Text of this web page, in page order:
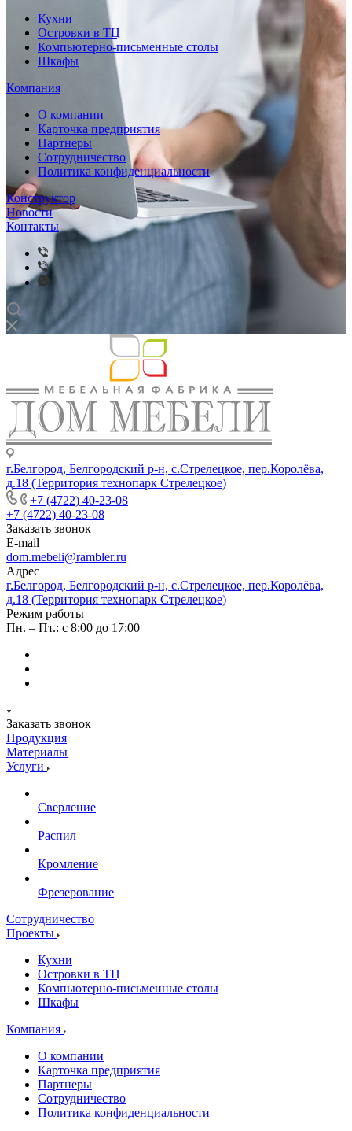
Кухни
Островки в ТЦ
Компьютерно-письменные столы
Шкафы
Компания
О компании
Карточка предприятия
Партнеры
Сотрудничество
Политика конфиденциальности
Конструктор
Новости
Контакты
г.Белгород, Белгородский р-н, с.Стрелецкое, пер.Королёва,
д.18 (Территория технопарк Стрелецкое)
+7 (4722) 40-23-08
+7 (4722) 40-23-08
Заказать звонок
E-mail
dom.mebeli@rambler.ru
Адрес
г.Белгород, Белгородский р-н, с.Стрелецкое, пер.Королёва,
д.18 (Территория технопарк Стрелецкое)
Режим работы
Пн. – Пт.: с 8:00 до 17:00
Заказать звонок
Продукция
Материалы
Услуги
Сверление
Распил
Кромление
Фрезерование
Сотрудничество
Проекты
Кухни
Островки в ТЦ
Компьютерно-письменные столы
Шкафы
Компания
О компании
Карточка предприятия
Партнеры
Сотрудничество
Политика конфиденциальности